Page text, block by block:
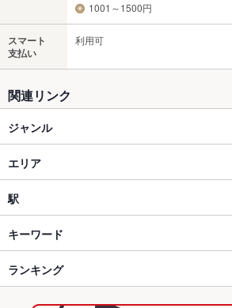
1001～1500円
スマート
支払い
利用可
関連リンク
ジャンル
韓国料理
韓国料理全般
熊本市(上通り･下通り･新市街) × 韓国料理
熊本市(上通り･下通り･新市街) × 韓国料理全般
通町筋駅 × 韓国料理
エリア
下通り（通町筋～銀座通り）
下通り（通町筋～銀座通り） × 韓国料理
下通り（通町筋～銀座通り） × 韓国料理全般
下通り（通町筋～銀座通り） × 居酒屋
駅
熊本城・市役所前駅
通町筋駅
花畑町駅
キーワード
からあげ
ランキング
熊本のグルメランキング